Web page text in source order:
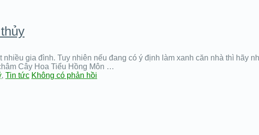
gia đình. Tuy nhiên nếu đang có ý định làm xanh căn nhà thì hãy
Cây Hoa Tiểu Hồng Môn …
, Tin tức Không có phản hồi